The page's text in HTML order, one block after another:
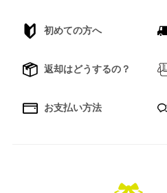
初めての方へ
返却はどうするの？
お支払い方法